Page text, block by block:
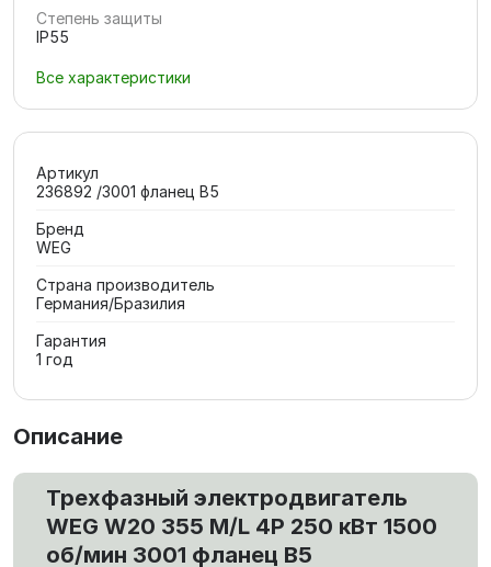
Степень защиты
IP55
Все характеристики
Артикул
236892 /3001 фланец В5
Бренд
WEG
Страна производитель
Германия/Бразилия
Гарантия
1 год
Описание
Трехфазный электродвигатель
WEG W20 355 M/L 4P 250 кВт 1500
об/мин 3001 фланец В5